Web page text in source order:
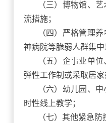
（三）博物馆、
流措施；
（四）严格管理
神病院等脆弱人群集中
（五）企事业单
弹性工作制或采取居家
（六）幼儿园、
时性线上教学；
（七）其他紧急防